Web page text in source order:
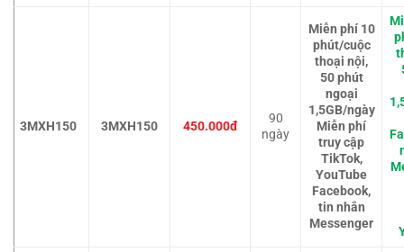
3MXH150 3MXH150 450.000đ
90
ngày
Miễn phí 10
phút/cuộc
thoại nội,
50 phút
ngoại
1,5GB/ngày
Miễn phí
truy cập
TikTok,
YouTube
Facebook,
tin nhắn
Messenger